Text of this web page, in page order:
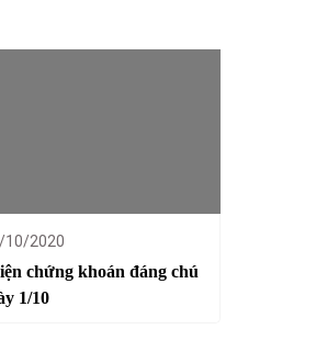
2020
chứng khoán đáng chú
1/10